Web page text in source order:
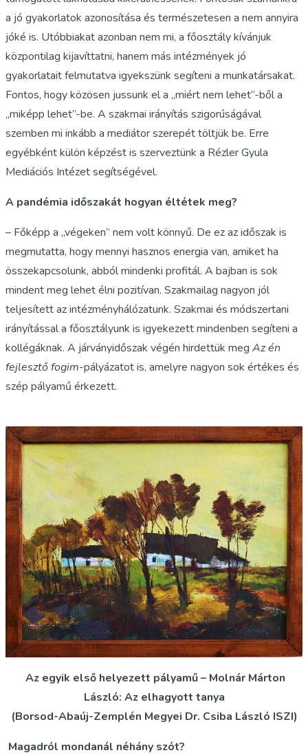
a jó gyakorlatok azonosítása és természetesen a nem annyira
jóké is. Utóbbiakat azonban nem mi, a főosztály kívánjuk
központilag kijavíttatni, hanem más intézmények jó
gyakorlatait felmutatva igyekszünk segíteni a munkatársakat.
Fontos, hogy közösen jussunk el a „miért nem lehet”-ből a
„miképp lehet”-be. A szakmai irányítás szigorúságával
szemben mi inkább a mediátor szerepét töltjük be. Erre
egyébként külön képzést is szerveztünk a Rézler Gyula
Mediációs Intézet segítségével.
A pandémia időszakát hogyan éltétek meg?
– Főképp a „végeken” nem volt könnyű. De ez az időszak is
megmutatta, hogy mennyi hasznos energia van, amiket ha
összekapcsolunk, abból mindenki profitál. A bajban is sok
mindent meg lehet élni pozitívan. Szakmailag nagyon jól
teljesített az intézményhálózatunk. Szakmai és módszertani
irányítással a főosztályunk is igyekezett mindenben segíteni a
kollégáknak. A járványidőszak végén hirdettük meg Az én
fejlesztő fogim-pályázatot is, amelyre nagyon sok értékes és
szép pályamű érkezett.
Az egyik első helyezett pályamű – Molnár Márton
László: Az elhagyott tanya
(Borsod-Abaúj-Zemplén Megyei Dr. Csiba László ISZI)
Magadról mondanál néhány szót?